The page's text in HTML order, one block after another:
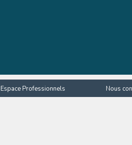
Espace Professionnels
Nous